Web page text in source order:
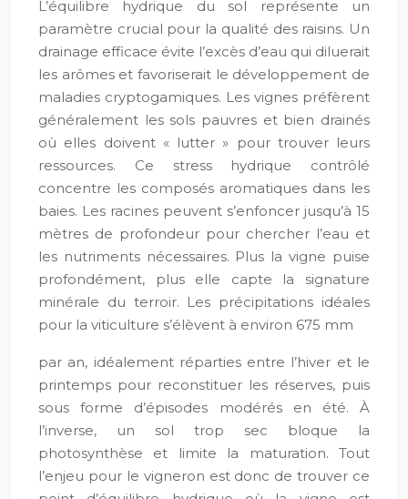
L’équilibre hydrique du sol représente un
paramètre crucial pour la qualité des raisins. Un
drainage efficace évite l’excès d’eau qui diluerait
les arômes et favoriserait le développement de
maladies cryptogamiques. Les vignes préfèrent
généralement les sols pauvres et bien drainés
où elles doivent « lutter » pour trouver leurs
ressources. Ce stress hydrique contrôlé
concentre les composés aromatiques dans les
baies. Les racines peuvent s’enfoncer jusqu’à 15
mètres de profondeur pour chercher l’eau et
les nutriments nécessaires. Plus la vigne puise
profondément, plus elle capte la signature
minérale du terroir. Les précipitations idéales
pour la viticulture s’élèvent à environ 675 mm
par an, idéalement réparties entre l’hiver et le
printemps pour reconstituer les réserves, puis
sous forme d’épisodes modérés en été. À
l’inverse, un sol trop sec bloque la
photosynthèse et limite la maturation. Tout
l’enjeu pour le vigneron est donc de trouver ce